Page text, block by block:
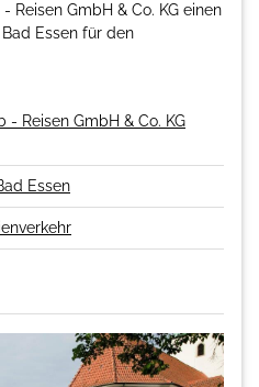
Reisen GmbH & Co. KG einen
Essen für den
- Reisen GmbH & Co. KG
Essen